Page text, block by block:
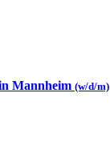
Mannheim (w/d/m)